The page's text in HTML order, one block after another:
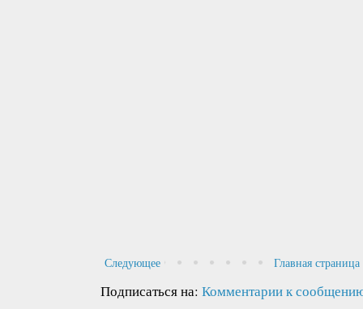
Следующее Главная страница
Подписаться на: Комментарии к